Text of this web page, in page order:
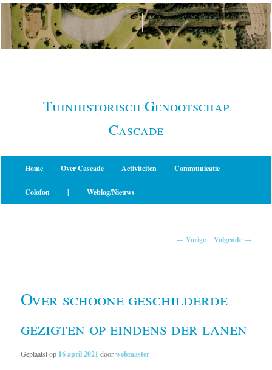
Spring
naar
primaire
Tuinhistorisch Genootschap
Cascade
Home Over Cascade Activiteiten Communicatie
Colofon | Weblog/Nieuws
← Vorige Volgende →
Over schoone geschilderde
gezigten op eindens der lanen
Geplaatst op 16 april 2021 doorwebmaster